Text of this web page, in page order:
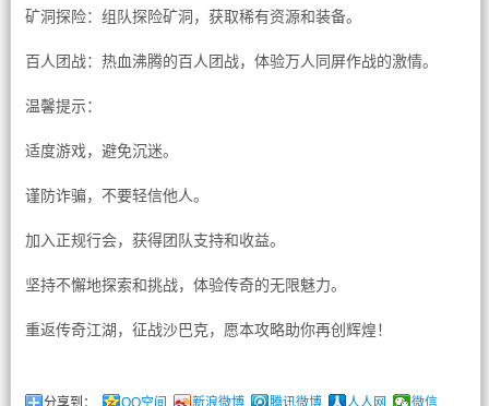
矿洞探险：组队探险矿洞，获取稀有资源和装备。
百人团战：热血沸腾的百人团战，体验万人同屏作战的激情。
温馨提示：
适度游戏，避免沉迷。
谨防诈骗，不要轻信他人。
加入正规行会，获得团队支持和收益。
坚持不懈地探索和挑战，体验传奇的无限魅力。
重返传奇江湖，征战沙巴克，愿本攻略助你再创辉煌！
分享到： QQ空间 新浪微博 腾讯微博 人人网 微信